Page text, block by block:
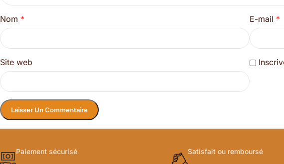
Nom * E-mail *
Site web
Paiement sécurisé Satisfait ou remboursé